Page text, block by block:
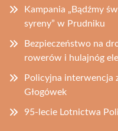
Kampania „Bądźmy
syreny” w Prudniku
Bezpieczeństwo na
rowerów i hulajnóg
Policyjna interwencja
Głogówek
95-lecie Lotnictwa